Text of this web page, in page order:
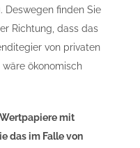
Deswegen finden Sie
Richtung, dass das
von privaten
ökonomisch
mit
das im Falle von